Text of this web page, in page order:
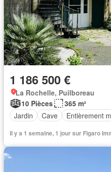
1 186 500 €
La Rochelle, Puilboreau
10 Pièces
365 m²
Jardin
Cave Entièrement
Il y a 1 semaine, 1 jour sur Figaro